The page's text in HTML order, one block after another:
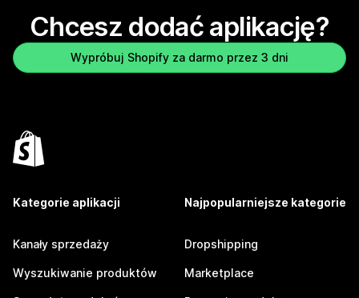
Chcesz dodać aplikację?
Wypróbuj Shopify za darmo przez 3 dni
Kategorie aplikacji
Kanały sprzedaży
Wyszukiwanie produktów
Najpopularniejsze kategorie
Dropshipping
Marketplace